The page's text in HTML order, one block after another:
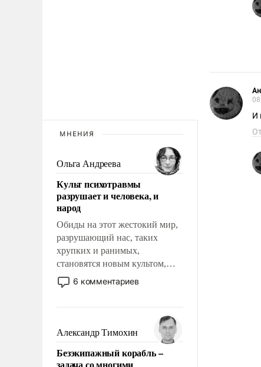
МНЕНИЯ
Ольга Андреева
Культ психотравмы
разрушает и человека, и
народ
Обиды на этот жестокий мир,
разрушающий нас, таких
хрупких и ранимых,
становятся новым культом,
постепенно вытесняя и
отменяя традиционное
мужественным и твердым под
ударами судьбы, брать на себя
ответственность, помогать
слабым, идти вперед и
6 комментариев
Александр Тимохин
Безэкипажный корабль –
задача со многими
И